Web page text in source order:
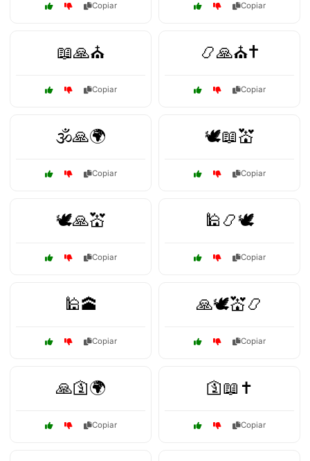
Copiar Copiar
📖🙏⛪
Copiar
📿🙏⛪✝️
Copiar
🕉️🙏🌍
Copiar
🕊️📖💒
Copiar
🕊️🙏💒
Copiar
🕌📿🕊️
Copiar
🕌🕋
Copiar
🙏🕊️💒📿
Copiar
🙏🛐🌍
Copiar
🛐📖✝️
Copiar